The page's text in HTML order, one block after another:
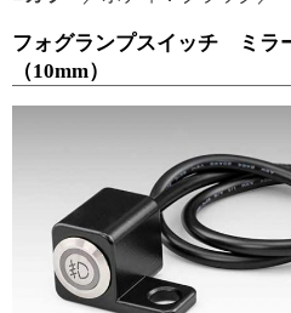
フォグランプスイッチ ミラ
（10mm）